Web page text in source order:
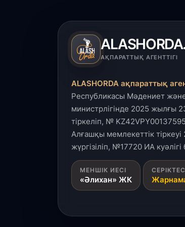
АҚПАРАТТЫҚ АГЕНТТІГІ
ALASHORDA ақпараттық
Республикасы Мәдениет
министрлігінде 2025 жылғы
тіркеліп, № KZ42VPY00137595
Алғашқы мемлекеттік
жүргізіліп, №17720 ИА куәлігі
МЕНШІК ИЕСІ
«Әлихан» ЖК